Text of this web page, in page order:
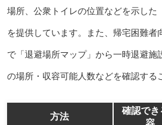
場所、公衆トイレの位置などを示した
を提供しています。また、帰宅困難者
で「退避場所マップ」から一時退避施
の場所・収容可能人数などを確認する
方法
確認でき
容